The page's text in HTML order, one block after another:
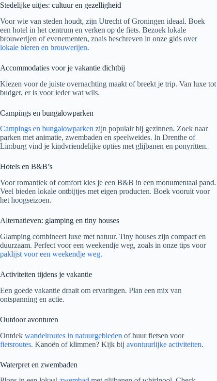
Stedelijke uitjes: cultuur en gezelligheid
Voor wie van steden houdt, zijn Utrecht of Groningen ideaal. Boek
een hotel in het centrum en verken op de fiets. Bezoek lokale
brouwerijen of evenementen, zoals beschreven in onze gids over
lokale bieren en brouwerijen.
Accommodaties voor je vakantie dichtbij
Kiezen voor de juiste overnachting maakt of breekt je trip. Van luxe tot
budget, er is voor ieder wat wils.
Campings en bungalowparken
Campings en bungalowparken zijn populair bij gezinnen. Zoek naar
parken met animatie, zwembaden en speelweides. In Drenthe of
Limburg vind je kindvriendelijke opties met glijbanen en ponyritten.
Hotels en B&B’s
Voor romantiek of comfort kies je een B&B in een monumentaal pand.
Veel bieden lokale ontbijtjes met eigen producten. Boek vooruit voor
het hoogseizoen.
Alternatieven: glamping en tiny houses
Glamping combineert luxe met natuur. Tiny houses zijn compact en
duurzaam. Perfect voor een weekendje weg, zoals in onze tips voor
paklijst voor een weekendje weg.
Activiteiten tijdens je vakantie
Een goede vakantie draait om ervaringen. Plan een mix van
ontspanning en actie.
Outdoor avonturen
Ontdek wandelroutes in natuurgebieden of huur fietsen voor
fietsroutes. Kanoën of klimmen? Kijk bij avontuurlijke activiteiten.
Waterpret en zwembaden